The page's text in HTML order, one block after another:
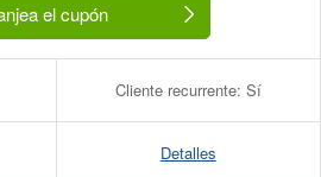
el cupón
Cliente recurrente: Sí
Detalles